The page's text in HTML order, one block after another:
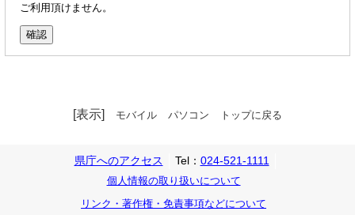
ご利用頂けません。
[表示] モバイル パソコン トップに戻る
県庁へのアクセス Tel： 024-521-1111
個人情報の取り扱いについて
リンク・著作権・免責事項などについて